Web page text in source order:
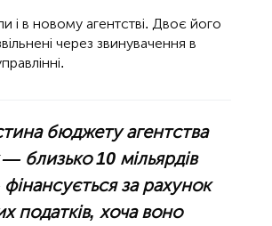
і в новому агентстві. Двоє його
через звинувачення в
бюджету агентства
близько 10 мільярдів
за рахунок
податків, хоча воно